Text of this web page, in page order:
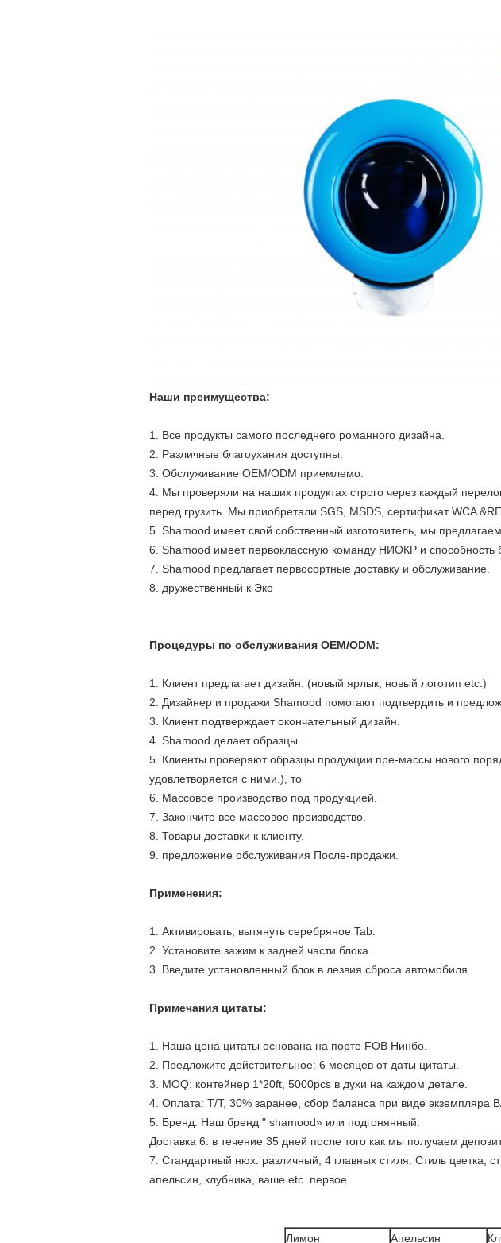
Наши преимущества:
1. Все продукты самого последнего романного дизайна.
2. Различные благоухания доступны.
3. Обслуживание OEM/ODM приемлемо.
4. Мы проверяли на наших продуктах строго через каждый
перед грузить. Мы приобретали SGS, MSDS, сертификат WCA
5. Shamood имеет свой собственный изготовитель, мы
6. Shamood имеет первоклассную команду НИОКР и способность
7. Shamood предлагает первосортные доставку и обслуживание.
8. дружественный к Эко
Процедуры по обслуживания OEM/ODM:
1. Клиент предлагает дизайн. (новый ярлык, новый логотип etc.)
2. Дизайнер и продажи Shamood помогают подтвердить и
3. Клиент подтверждает окончательный дизайн.
4. Shamood делает образцы.
5. Клиенты проверяют образцы продукции пре-массы нового
удовлетворяется с ними.), то
6. Массовое производство под продукцией.
7. Закончите все массовое производство.
8. Товары доставки к клиенту.
9. предложение обслуживания После-продажи.
Применения:
1. Активировать, вытянуть серебряное Tab.
2. Установите зажим к задней части блока.
3. Введите установленный блок в лезвия сброса автомобиля.
Примечания цитаты:
1. Наша цена цитаты основана на порте FOB Нинбо.
2. Предложите действительное: 6 месяцев от даты цитаты.
3. MOQ: контейнер 1*20ft, 5000pcs в духи на каждом детале.
4. Оплата: T/T, 30% заранее, сбор баланса при виде экземпляра B/
5. Бренд: Наш бренд " shamood» или подгонянный.
Доставка 6: в течение 35 дней после того как мы получаем
7. Стандартный нюх: различный, 4 главных стиля: Стиль цветка,
апельсин, клубника, ваше etc. первое.
Лимон Апельсин